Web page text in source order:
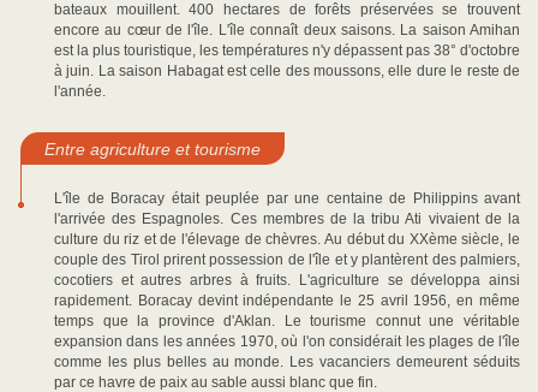
bateaux mouillent. 400 hectares de forêts préservées se trouvent
encore au cœur de l'île. L'île connaît deux saisons. La saison Amihan
est la plus touristique, les températures n'y dépassent pas 38° d'octobre
à juin. La saison Habagat est celle des moussons, elle dure le reste de
l'année.
Entre agriculture et tourisme
L'île de Boracay était peuplée par une centaine de Philippins avant
l'arrivée des Espagnoles. Ces membres de la tribu Ati vivaient de la
culture du riz et de l'élevage de chèvres. Au début du XXème siècle, le
couple des Tirol prirent possession de l'île et y plantèrent des palmiers,
cocotiers et autres arbres à fruits. L'agriculture se développa ainsi
rapidement. Boracay devint indépendante le 25 avril 1956, en même
temps que la province d'Aklan. Le tourisme connut une véritable
expansion dans les années 1970, où l'on considérait les plages de l'île
comme les plus belles au monde. Les vacanciers demeurent séduits
par ce havre de paix au sable aussi blanc que fin.